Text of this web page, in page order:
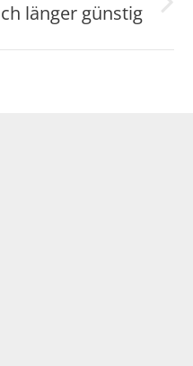
länger günstig